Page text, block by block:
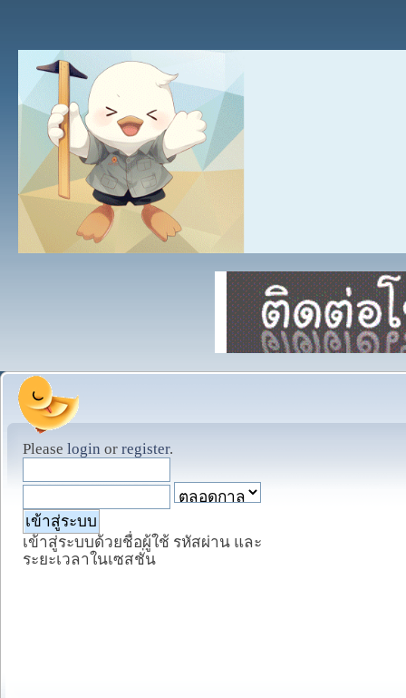
Please login or register.
เข้าสู่ระบบด้วยชื่อผู้ใช้ รหัสผ่าน และ
ระยะเวลาในเซสชั่น